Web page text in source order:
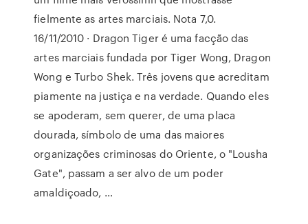
fielmente as artes marciais. Nota 7,0.
16/11/2010 · Dragon Tiger é uma facção das
artes marciais fundada por Tiger Wong, Dragon
Wong e Turbo Shek. Três jovens que acreditam
piamente na justiça e na verdade. Quando eles
se apoderam, sem querer, de uma placa
dourada, símbolo de uma das maiores
organizações criminosas do Oriente, o "Lousha
Gate", passam a ser alvo de um poder
amaldiçoado, …